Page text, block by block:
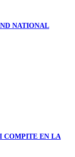
NATIONAL
COMPITE EN LA